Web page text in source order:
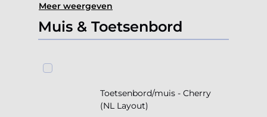
Meer weergeven
Muis & Toetsenbord
Toetsenbord/muis - Cherry
(NL Layout)